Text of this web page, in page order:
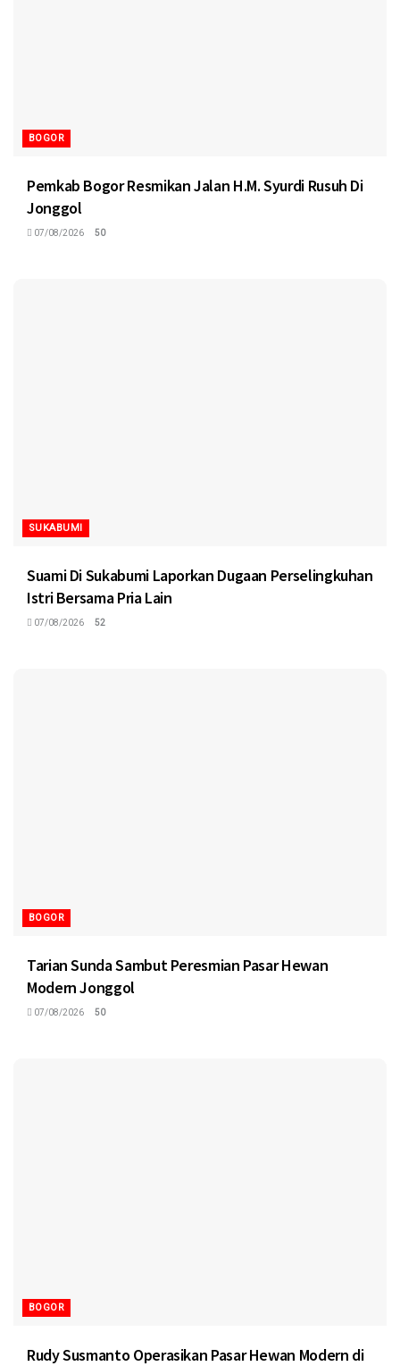
BOGOR
Pemkab Bogor Resmikan Jalan H.M. Syurdi Rusuh Di
Jonggol
07/08/2026 50
SUKABUMI
Suami Di Sukabumi Laporkan Dugaan Perselingkuhan
Istri Bersama Pria Lain
07/08/2026 52
BOGOR
Tarian Sunda Sambut Peresmian Pasar Hewan
Modern Jonggol
07/08/2026 50
BOGOR
Rudy Susmanto Operasikan Pasar Hewan Modern di